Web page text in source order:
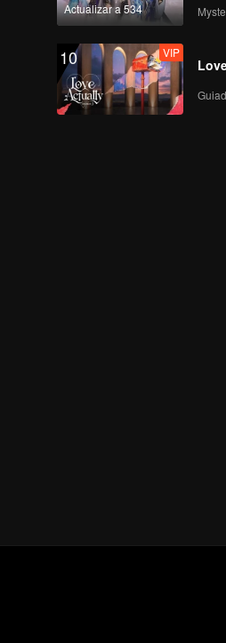
Actualizar a 534
10 VIP